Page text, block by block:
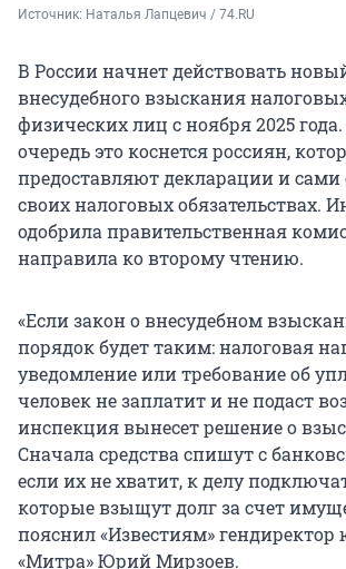
Источник: Наталья Лапцевич / 74.RU
В России начнет действовать
внесудебного взыскания
физических лиц с ноября 2025
очередь это коснется россиян,
предоставляют декларации и
своих налоговых обязательствах.
одобрила правительственная
направила ко второму чтению.
«Если закон о внесудебном
порядок будет таким: налоговая
уведомление или требование об
человек не заплатит и не подаст
инспекция вынесет решение о
Сначала средства спишут с
если их не хватит, к делу
которые взыщут долг за счет
пояснил «Известиям»
«Митра» Юрий Мирзоев.